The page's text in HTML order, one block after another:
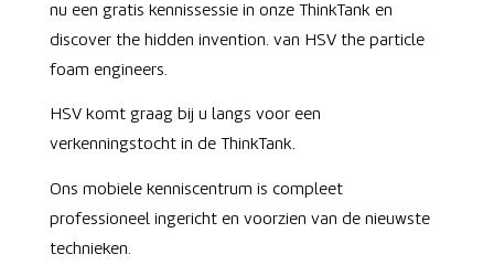
nu een gratis kennissessie in onze ThinkTank en
discover the hidden invention. van HSV the particle
foam engineers.
HSV komt graag bij u langs voor een
verkenningstocht in de ThinkTank.
Ons mobiele kenniscentrum is compleet
professioneel ingericht en voorzien van de nieuwste
technieken.